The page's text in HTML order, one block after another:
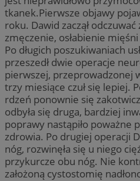
tkanek.Pierwsze objawy
roku. Dawid zaczął
zmęczenie, osłabienie
Po długich poszukiwaniach
przeszedł dwie operacje
pierwszej, przeprowadzonej
trzy miesiące czuł się lepiej.
rdzeń ponownie się
odbyła się druga, bardziej
poprawy nastąpiło poważne
zdrowia. Po drugiej operacji
nóg, rozwinęła się u niego
przykurcze obu nóg. Nie
założoną cystostomię